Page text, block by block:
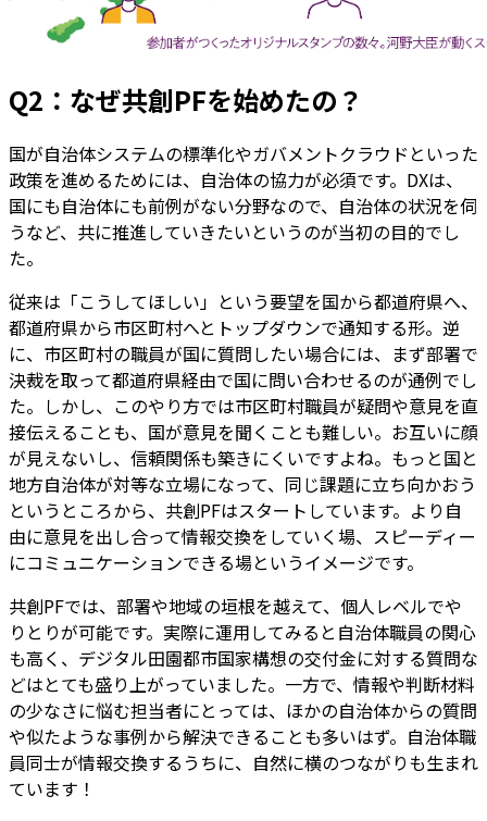
Q2：なぜ共創PFを始めたの？
国が自治体システムの標準化やガバメントクラウドといった
政策を進めるためには、自治体の協力が必須です。DXは、
国にも自治体にも前例がない分野なので、自治体の状況を伺
うなど、共に推進していきたいというのが当初の目的でし
た。
従来は「こうしてほしい」という要望を国から都道府県へ、
都道府県から市区町村へとトップダウンで通知する形。逆
に、市区町村の職員が国に質問したい場合には、まず部署で
決裁を取って都道府県経由で国に問い合わせるのが通例でし
た。しかし、このやり方では市区町村職員が疑問や意見を直
接伝えることも、国が意見を聞くことも難しい。お互いに顔
が見えないし、信頼関係も築きにくいですよね。もっと国と
地方自治体が対等な立場になって、同じ課題に立ち向かおう
というところから、共創PFはスタートしています。より自
由に意見を出し合って情報交換をしていく場、スピーディー
にコミュニケーションできる場というイメージです。
共創PFでは、部署や地域の垣根を越えて、個人レベルでや
りとりが可能です。実際に運用してみると自治体職員の関心
も高く、デジタル田園都市国家構想の交付金に対する質問な
どはとても盛り上がっていました。一方で、情報や判断材料
の少なさに悩む担当者にとっては、ほかの自治体からの質問
や似たような事例から解決できることも多いはず。自治体職
員同士が情報交換するうちに、自然に横のつながりも生まれ
ています！